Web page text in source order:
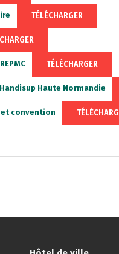
TÉLÉCHARGER
TÉLÉCHARGER
Haute Normandie
convention